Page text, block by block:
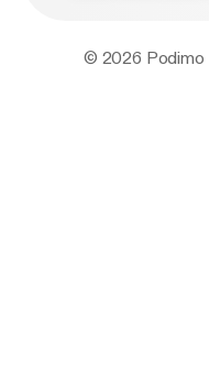
© 2026 Podimo